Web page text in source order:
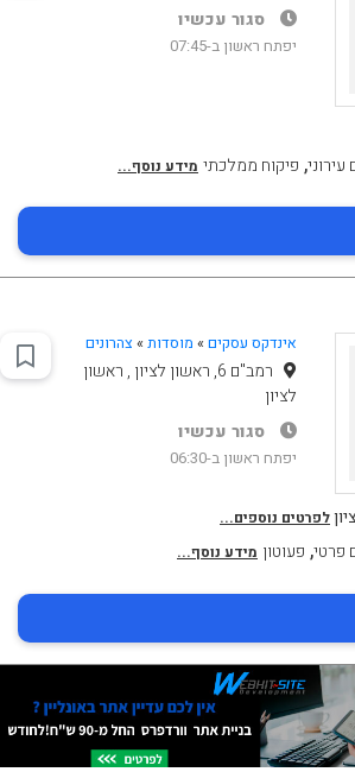
סגור עכשיו
יפתח ראשון ב-07:45
עירוני, פיקוח ממלכתי מידע נוסף...
אינדקס עסקים » מוסדות» צהרונים
רמב"ם 6, ראשון לציון , ראשון
לציון
סגור עכשיו
יפתח ראשון ב-06:30
לפרטים נוספים...
פרטי, פעוטון מידע נוסף...